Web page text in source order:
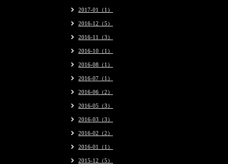
2017-01（1）
2016-12（5）
2016-11（3）
2016-10（1）
2016-08（1）
2016-07（1）
2016-06（2）
2016-05（3）
2016-03（3）
2016-02（2）
2016-01（1）
2015-12（5）